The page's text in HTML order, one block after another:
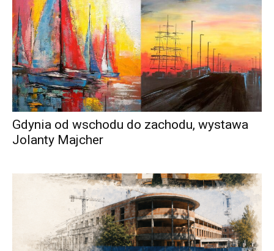
Gdynia od wschodu do zachodu, wystawa
Jolanty Majcher